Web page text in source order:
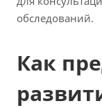
обследований.
Как